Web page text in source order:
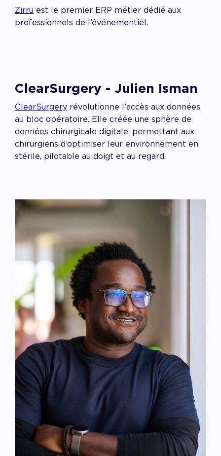
Zirru est le premier ERP métier dédié aux
professionnels de l’événementiel.
ClearSurgery - Julien Isman
ClearSurgery révolutionne l’accès aux données
au bloc opératoire. Elle créée une sphère de
données chirurgicale digitale, permettant aux
chirurgiens d’optimiser leur environnement en
stérile, pilotable au doigt et au regard.